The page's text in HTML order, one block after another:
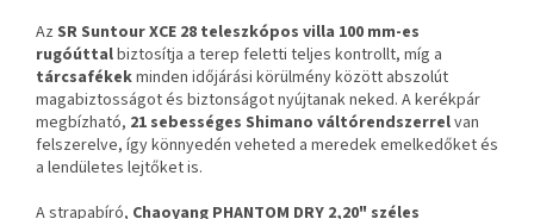
Az SR Suntour XCE 28 teleszkópos villa 100 mm-es
rugóúttalbiztosítja a terep feletti teljes kontrollt, míg a
tárcsafékekminden időjárási körülmény között abszolút
magabiztosságot és biztonságot nyújtanak neked. A kerékpár
megbízható, 21 sebességes Shimano váltórendszerrelvan
felszerelve, így könnyedén veheted a meredek emelkedőket és
a lendületes lejtőket is.
A strapabíró, Chaoyang PHANTOM DRY 2,20" széles